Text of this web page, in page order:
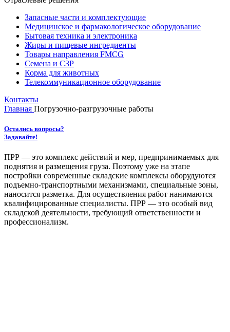
Запасные части и комплектующие
Медицинское и фармакологическое оборудование
Бытовая техника и электроника
Жиры и пищевые ингредиенты
Товары направления FMCG
Семена и СЗР
Корма для животных
Телекоммуникационное оборудование
Контакты
Главная Погрузочно-разгрузочные работы
Остались вопросы?
Задавайте!
ПРР — это комплекс действий и мер, предпринимаемых для
поднятия и размещения груза. Поэтому уже на этапе
постройки современные складские комплексы оборудуются
подъемно-транспортными механизмами, специальные зоны,
наносится разметка. Для осуществления работ нанимаются
квалифицированные специалисты. ПРР — это особый вид
складской деятельности, требующий ответственности и
профессионализм.